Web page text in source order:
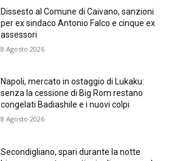
Dissesto al Comune di Caivano, sanzioni
per ex sindaco Antonio Falco e cinque ex
assessori
8 Agosto 2026
Napoli, mercato in ostaggio di Lukaku:
senza la cessione di Big Rom restano
congelati Badiashile e i nuovi colpi
8 Agosto 2026
Secondigliano, spari durante la notte